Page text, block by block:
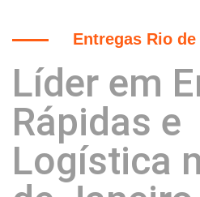
Entregas Rio
Líder em
Rápidas e
Logística